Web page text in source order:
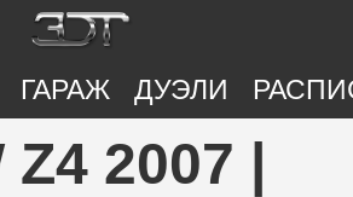
ГАРАЖ ДУЭЛИ
Z4 2007 |